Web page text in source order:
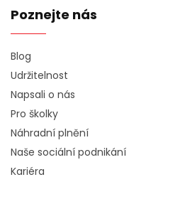
Poznejte nás
Blog
Udržitelnost
Napsali o nás
Pro školky
Náhradní plnění
Naše sociální podnikání
Kariéra